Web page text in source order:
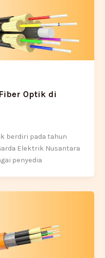
Optik di
berdiri pada tahun
Elektrik Nusantara
penyedia